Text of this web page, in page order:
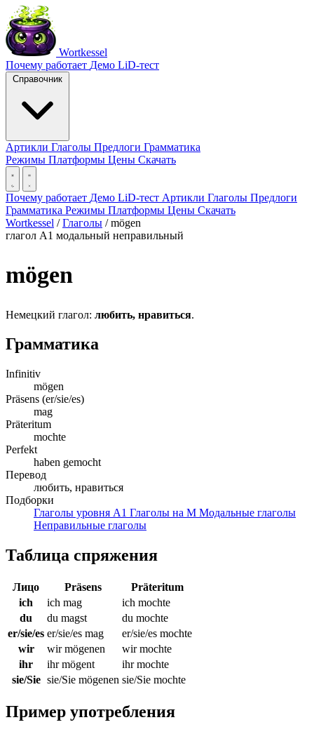
Wortkessel
Почему работает Демо LiD-тест
Справочник
Артикли Глаголы Предлоги Грамматика
Режимы Платформы Цены Скачать
Почему работает Демо LiD-тест Артикли Глаголы Предлоги
Грамматика Режимы Платформы Цены Скачать
Wortkessel / Глаголы / mögen
глагол A1 модальный неправильный
mögen
Немецкий глагол: любить, нравиться.
Грамматика
Infinitiv
mögen
Präsens (er/sie/es)
mag
Präteritum
mochte
Perfekt
haben gemocht
Перевод
любить, нравиться
Подборки
Глаголы уровня A1 Глаголы на M Модальные глаголы
Неправильные глаголы
Таблица спряжения
Лицо Präsens
Präteritum
ich
ich mag
ich mochte
du
du magst
du mochte
er/sie/es er/sie/es mag
er/sie/es mochte
wir
wir mögenen
wir mochte
ihr
ihr mögent
ihr mochte
sie/Sie sie/Sie mögenen sie/Sie mochte
Пример употребления